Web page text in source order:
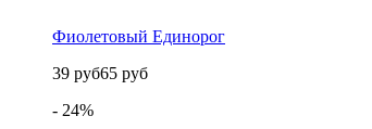
Фиолетовый Единорог
39 руб65 руб
- 24%